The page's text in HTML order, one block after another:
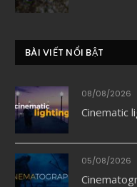
BÀI VIẾT NỔI BẬT
08/08/2026
Cinematic
05/08/2026